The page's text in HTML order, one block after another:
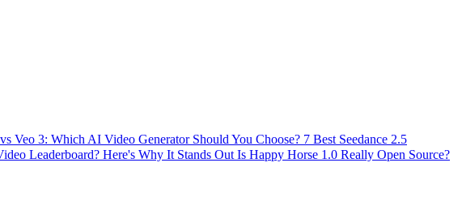
Veo 3: Which AI Video Generator Should You Choose? 7 Best Seedance 2.5
Leaderboard? Here's Why It Stands Out Is Happy Horse 1.0 Really Open Source?